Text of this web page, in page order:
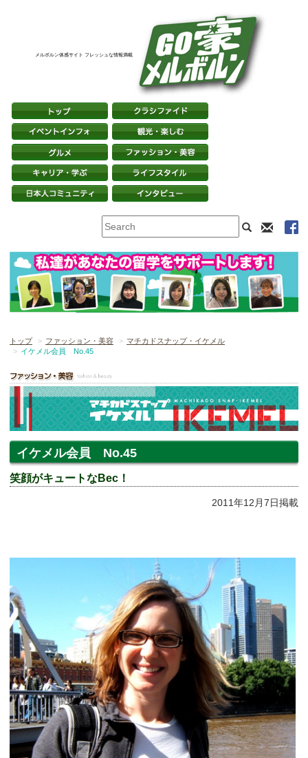
メルボルン体感サイト フレッシュな情報満載
トップ ファッション・美容
マチカドスナップ・イケメル
イケメル会員 No.45
イケメル会員 No.45
笑顔がキュートなBec！
2011年12月7日掲載